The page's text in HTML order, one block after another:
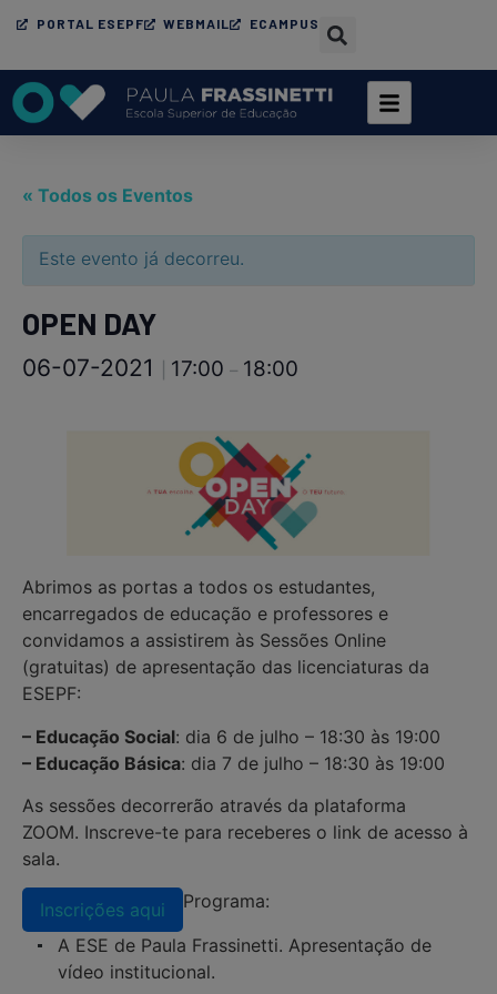
PORTAL ESEPF WEBMAIL ECAMPUS
« Todos os Eventos
Este evento já decorreu.
OPEN DAY
06-07-2021 17:00 – 18:00
Abrimos as portas a todos os estudantes,
encarregados de educação e professores e
convidamos a assistirem às Sessões Online
(gratuitas) de apresentação das licenciaturas da
ESEPF:
– Educação Social: dia 6 de julho – 18:30 às 19:00
– Educação Básica: dia 7 de julho – 18:30 às 19:00
As sessões decorrerão através da plataforma
ZOOM. Inscreve-te para receberes o link de acesso à
sala.
Inscrições aqui
Programa:
A ESE de Paula Frassinetti. Apresentação de
vídeo institucional.